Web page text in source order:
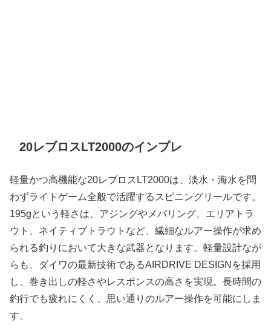
20レブロスLT2000のインプレ
軽量かつ高機能な20レブロスLT2000は、淡水・海水を問
わずライトゲーム全般で活躍するスピニングリールです。
195gという軽さは、アジングやメバリング、エリアトラ
ウト、ネイティブトラウトなど、繊細なルアー操作が求め
られる釣りにおいて大きな武器となります。軽量設計なが
らも、ダイワの最新技術であるAIRDRIVE DESIGNを採用
し、巻き出しの軽さやレスポンスの高さを実現。長時間の
釣行でも疲れにくく、思い通りのルアー操作を可能にしま
す。